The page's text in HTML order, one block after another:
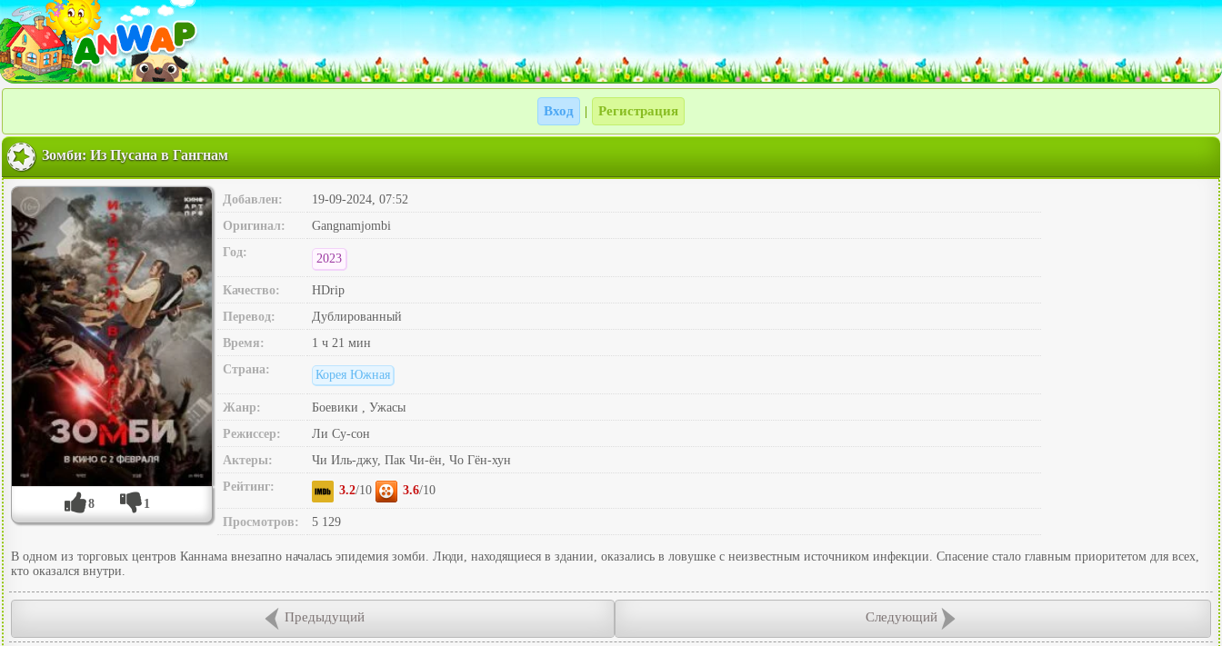
Вход Регистрация
Зомби: Из Пусана в Гангнам
8 1
Добавлен:
19-09-2024, 07:52
Оригинал:
Gangnamjombi
Год:
2023
Качество:
HDrip
Перевод:
Дублированный
Время:
1 ч 21 мин
Страна:
Корея Южная
Жанр:
Боевики , Ужасы
Режиссер:
Ли Су-сон
Актеры:
Чи Иль-джу, Пак Чи-ён, Чо Гён-хун
Рейтинг:
3.2/10 3.6/10
Просмотров: 5 129
В одном из торговых центров Каннама внезапно началась эпидемия зомби. Люди, находящиеся в здании, оказались в ловушке с неизвестным источником инфекции. Спасение стало главным приоритетом для всех,
кто оказался внутри.
Предыдущий Следующий